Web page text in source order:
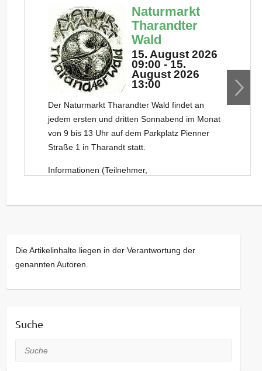
Naturmarkt
Tharandter
Wald
15. August 2026
09:00 - 15.
August 2026
13:00
Der Naturmarkt Tharandter Wald findet an
jedem ersten und dritten Sonnabend im Monat
von 9 bis 13 Uhr auf dem Parkplatz Pienner
Straße 1 in Tharandt statt.
Informationen (Teilnehmer,
Wir von der Johannishöhe organisieren den
Sie sich bitte an uns.
Die Artikelinhalte liegen in der Verantwortung der
genannten Autoren.
Suche
Suche